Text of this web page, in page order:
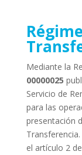
Mediante la
00000025
Servicio de
para las
presentación
el artículo 2